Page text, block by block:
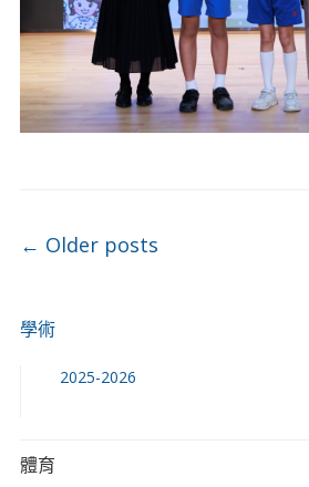
學術
2025-2026
體育
Post navigation
← Older posts